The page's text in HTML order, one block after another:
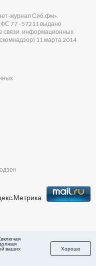
журнал Сиб.фм».
77 - 57211 выдано
связи, информационных
11 марта 2014
ваших
Хорошо